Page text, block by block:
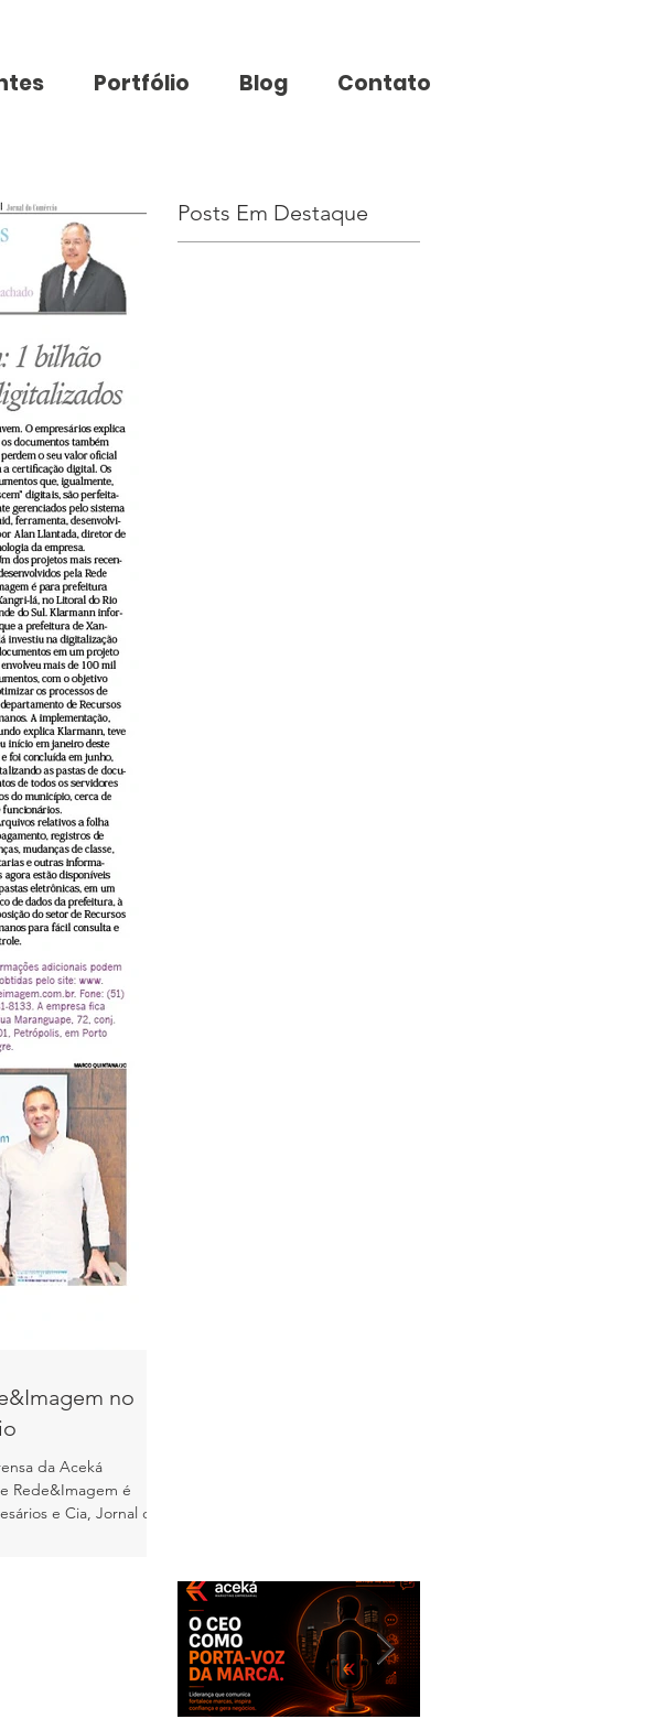
Portfólio Blog Contato
no
da Aceká
Rede&Imagem é
e Cia, Jornal do
Posts Em Destaque